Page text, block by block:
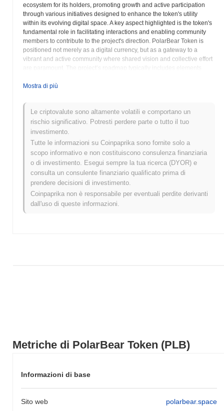
Metriche di PolarBear Token (PLB)
Informazioni di base
Sito web polarbear.space
ecosystem for its holders, promoting growth and active participation
through various initiatives designed to enhance the token's utility
within its evolving digital space. A key aspect highlighted is the token's
fundamental role in facilitating interactions and enabling community
members to contribute to the project's direction. PolarBear Token is
positioned not merely as a digital currency, but as a gateway to a
vibrant and active community where shared vision and collective effort
are paramount. The project’s roadmap typically includes elements
future integrations with decentralized applications, all geared towards
often focuses on long-term sustainability and value creation, reflecting
themes of resilience and unity associated with the polar bear imagery.
By leveraging the Solana blockchain, PLB benefits from high
transaction speeds and low fees, ensuring an efficient and accessible
experience for all token holders. The project encourages active
involvement from its community members, providing a platform for
discussions, proposals, and collective decision-making, which are
integral to its decentralized governance model. PolarBear Token is
establishing itself as a foundational asset within a developing
ecosystem where community participation and a shared vision are
crucial for its ongoing success and expansion within the broader
cryptocurrency landscape.
Minimo Storico (ATL):$0.00
Mostra di più
Le criptovalute sono altamente volatili e comportano un
rischio significativo. Potresti perdere parte o tutto il tuo
investimento.
Tutte le informazioni su Coinpaprika sono fornite solo a
scopo informativo e non costituiscono consulenza finanziaria
o di investimento. Esegui sempre la tua ricerca (DYOR) e
consulta un consulente finanziario qualificato prima di
prendere decisioni di investimento.
Coinpaprika non è responsabile per eventuali perdite derivanti
dall'uso di queste informazioni.